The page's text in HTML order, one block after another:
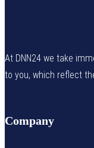
At DNN24 we take
to you, which reflect
Company